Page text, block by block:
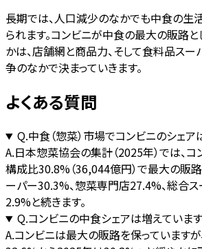
長期では、人口減少のなかでも中食の生
られます。コンビニが中食の最大の販路
かは、店舗網と商品力、そして食料品ス
争のなかで決まっていきます。
よくある質問
Q.中食（惣菜）市場でコンビニのシェア
A.日本惣菜協会の集計（2025年）では、コ
構成比30.8%（36,044億円）で最大の販
ーパー30.3%、惣菜専門店27.4%、総合
2.9%と続きます。
Q.コンビニの中食シェアは増えていま
A.コンビニは最大の販路を保っています